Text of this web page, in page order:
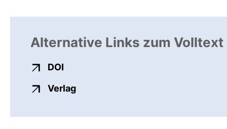
Alternative Links zum Volltext
DOI
Verlagexterner Link, öffnet neues